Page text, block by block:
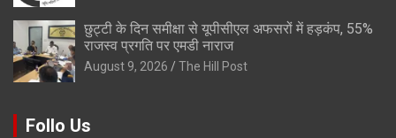
छुट्टी के दिन समीक्षा से यूपीसीएल अफसरों में हड़कंप, 55%
राजस्व प्रगति पर एमडी नाराज
August 9, 2026 The Hill Post
Follo Us